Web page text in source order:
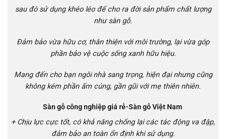
sau đó sử dụng khéo léo để cho ra đời sản phẩm chất lượng
như sàn gỗ.
Đảm bảo vừa hữu cơ, thân thiện với môi trường, lại vừa góp
phần bảo vệ cuộc sống xanh hữu hiệu.
Mang đến cho bạn ngôi nhà sang trọng, hiện đại nhưng cũng
không kém phần ấm cúng, gần gũi với mẹ thiên nhiên.
Sàn gỗ công nghiệp giá rẻ-Sàn gỗ Việt Nam
+ Chịu lực cực tốt, có khả năng chống lại các tác động va đập,
đảm bảo an toàn ổn định khi sử dụng.